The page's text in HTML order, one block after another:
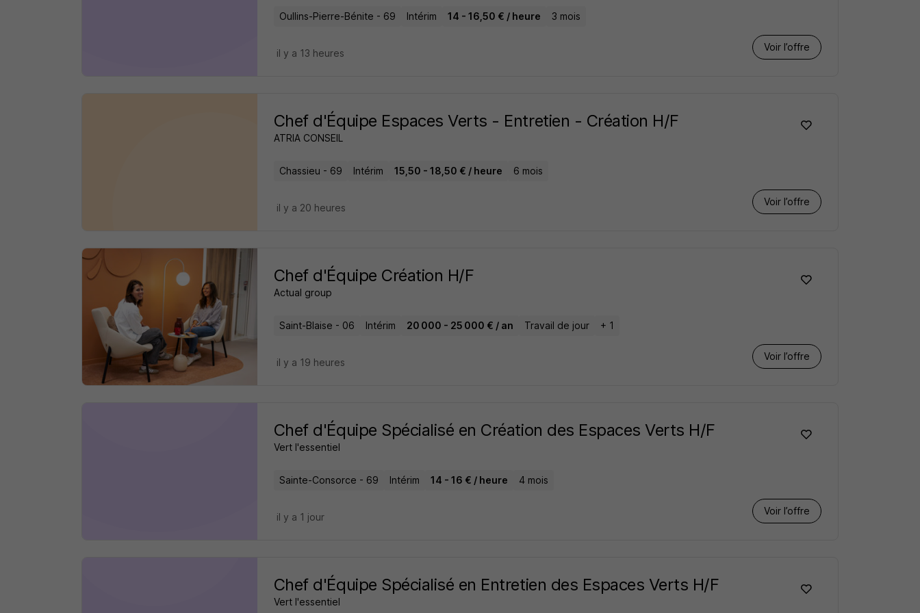
Oullins-Pierre-Bénite - 69 Intérim 14 - 16,50 € / heure 3 mois
Voir l’offre
il y a 13 heures
Chef d'Équipe Espaces Verts - Entretien - Création H/F
ATRIA CONSEIL
Chassieu - 69 Intérim 15,50 - 18,50 € / heure 6 mois
Voir l’offre
il y a 20 heures
Chef d'Équipe Création H/F
Actual group
Saint-Blaise - 06 Intérim 20 000 - 25 000 € / an Travail de jour + 1
Voir l’offre
il y a 19 heures
Chef d'Équipe Spécialisé en Création des Espaces Verts H/F
Vert l'essentiel
Sainte-Consorce - 69 Intérim 14 - 16 € / heure 4 mois
Voir l’offre
il y a 1 jour
Chef d'Équipe Spécialisé en Entretien des Espaces Verts H/F
Vert l'essentiel